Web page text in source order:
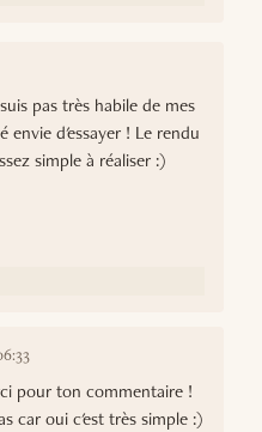
pas très habile de mes
d'essayer ! Le rendu
simple à réaliser :)
pour ton commentaire !
car oui c'est très simple :)